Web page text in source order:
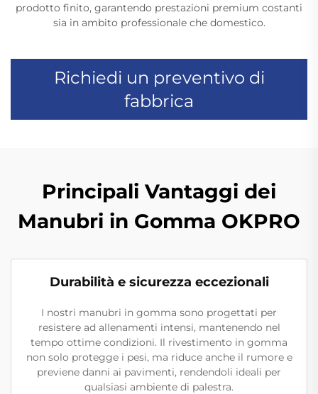
prodotto finito, garantendo prestazioni premium costanti
sia in ambito professionale che domestico.
Richiedi un preventivo di
fabbrica
Principali Vantaggi dei
Manubri in Gomma OKPRO
Durabilità e sicurezza eccezionali
I nostri manubri in gomma sono progettati per
resistere ad allenamenti intensi, mantenendo nel
tempo ottime condizioni. Il rivestimento in gomma
non solo protegge i pesi, ma riduce anche il rumore e
previene danni ai pavimenti, rendendoli ideali per
qualsiasi ambiente di palestra.